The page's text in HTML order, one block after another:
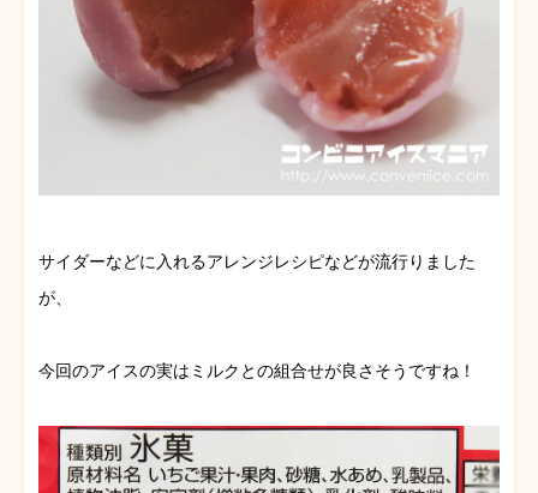
サイダーなどに入れるアレンジレシピなどが流行りました
が、
今回のアイスの実はミルクとの組合せが良さそうですね！